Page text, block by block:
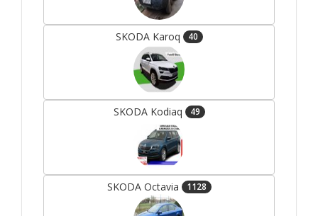
SKODA Karoq 40
SKODA Kodiaq 49
SKODA Octavia 1128